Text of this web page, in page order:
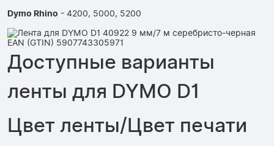
Dymo Rhino - 4200, 5000, 5200
Доступные варианты
ленты для DYMO D1
Цвет ленты/Цвет печати